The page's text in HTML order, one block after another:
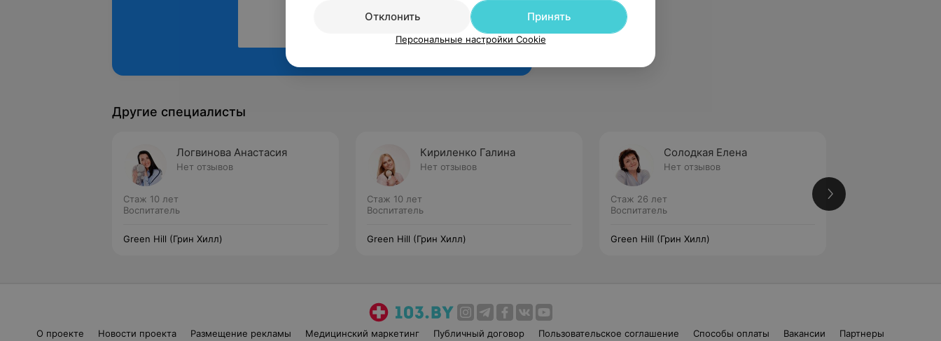
Рекомендую
Другие специалисты
Логвинова Анастасия
Нет отзывов
Стаж 10 лет
Воспитатель
Green Hill (Грин Хилл)
Кириленко Галина
Нет отзывов
Стаж 10 лет
Воспитатель
Green Hill (Грин Хилл)
Солодкая Елена
Нет отзывов
Стаж 26 лет
Воспитатель
Green Hill (Грин Хилл)
О проекте Новости проекта Размещение рекламы Медицинский маркетинг Публичный договор Пользовательское соглашение Способы оплаты Вакансии Партнеры
Отклонить
Принять
Персональные настройки Cookie